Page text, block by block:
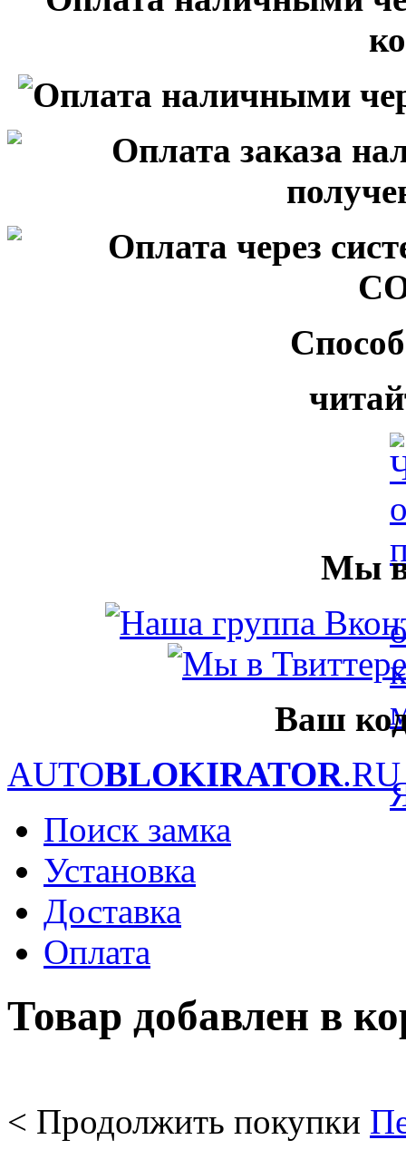
Мы в
Ваш
AUTOBLOKIRATOR.RU
Поиск замка
Установка
Доставка
Оплата
Товар добавлен в
< Продолжить покупки